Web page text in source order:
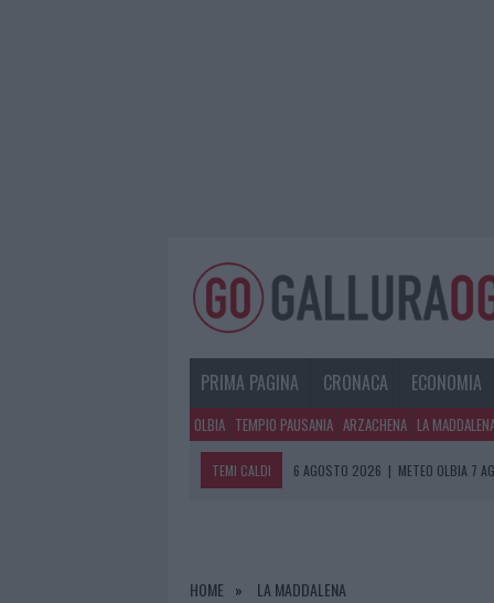
PRIMA PAGINA CRONACA ECONOMIA
OLBIA TEMPIO PAUSANIA ARZACHENA LA
TEMI CALDI 6 AGOSTO 2026 | METEO OLBIA 7
6 AGOSTO 2026 | CALANGIANUS, ALLARME SUL
HOME LA MADDALENA